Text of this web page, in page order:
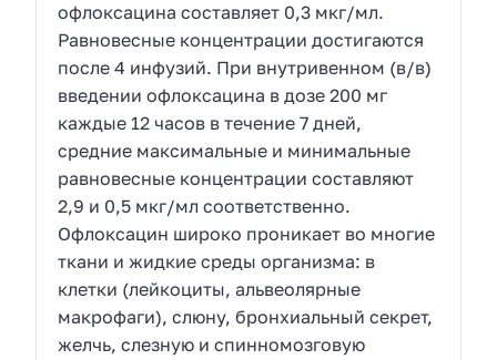
офлоксацина составляет 0,3 мкг/мл.
Равновесные концентрации достигаются
после 4 инфузий. При внутривенном (в/в)
введении офлоксацина в дозе 200 мг
каждые 12 часов в течение 7 дней,
средние максимальные и минимальные
равновесные концентрации составляют
2,9 и 0,5 мкг/мл соответственно.
Офлоксацин широко проникает во многие
ткани и жидкие среды организма: в
клетки (лейкоциты, альвеолярные
макрофаги), слюну, бронхиальный секрет,
желчь, слезную и спинномозговую